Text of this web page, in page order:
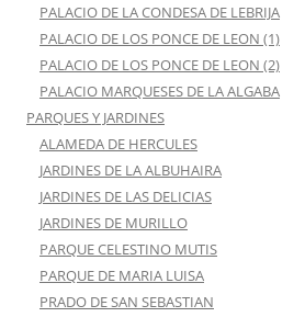
PALACIO DE LA CONDESA DE LEBRIJA
PALACIO DE LOS PONCE DE LEON (1)
PALACIO DE LOS PONCE DE LEON (2)
PALACIO MARQUESES DE LA ALGABA
PARQUES Y JARDINES
ALAMEDA DE HERCULES
JARDINES DE LA ALBUHAIRA
JARDINES DE LAS DELICIAS
JARDINES DE MURILLO
PARQUE CELESTINO MUTIS
PARQUE DE MARIA LUISA
PRADO DE SAN SEBASTIAN